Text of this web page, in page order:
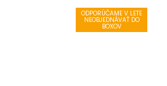
ODPORÚČAME V LETE
NEOBJEDNÁVAŤ DO
BOXOV